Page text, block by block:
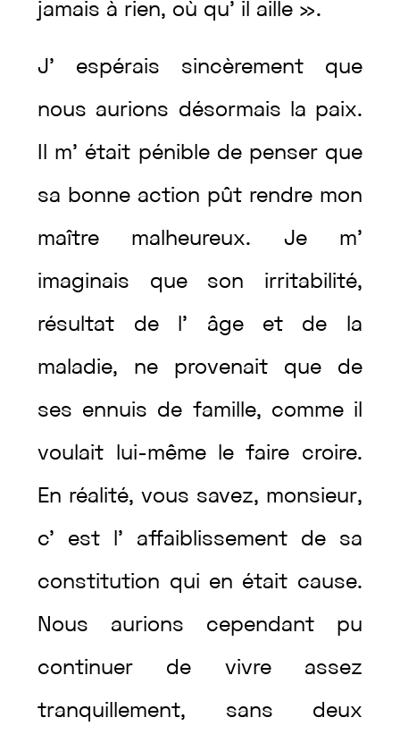
jamais à rien, où qu’ il aille ».
J’ espérais sincèrement que
nous aurions désormais la paix.
m’ était pénible de penser que
sa bonne action pût rendre mon
maître malheureux. Je m’
imaginais que son irritabilité,
résultat de l’ âge et de la
maladie, ne provenait que de
ses ennuis de famille, comme il
voulait lui-même lefaire croire.
En réalité,vous savez, monsieur,
c’ est l’ affaiblissement de sa
constitution qui en était cause.
Nous aurions cependant pu
continuer de vivre assez
tranquillement, sans deux